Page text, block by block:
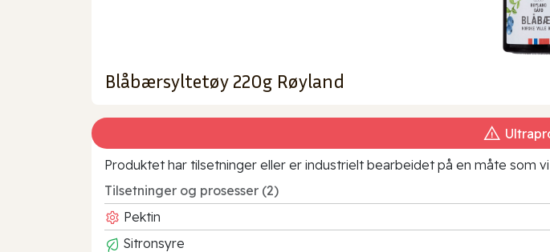
Blåbærsyltetøy 220g Røyland
Produktet har tilsetninger eller er industrielt bearbeidet på en måte som
Tilsetninger og prosesser (2)
Pektin
Sitronsyre